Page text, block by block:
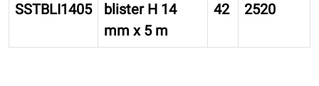
SSTBLI1405
blister H 14
mm x 5 m
42 2520